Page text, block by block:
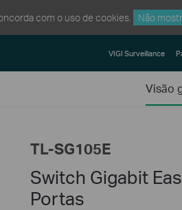
com o uso de cookies. Não
VIGI Surveillance
Visão
TL-SG105E
Switch Gigabit
Portas